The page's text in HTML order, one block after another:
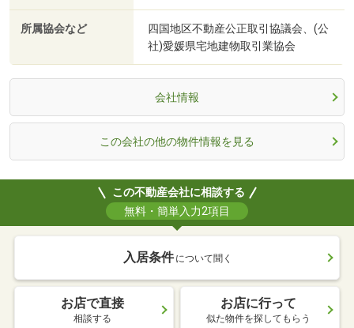
所属協会など
四国地区不動産公正取引協議会、(公
社)愛媛県宅地建物取引業協会
会社情報
この会社の他の物件情報を見る
この不動産会社に相談する
無料・簡単入力2項目
入居条件 について聞く
お店で直接
相談する
お店に行って
似た物件を探してもらう